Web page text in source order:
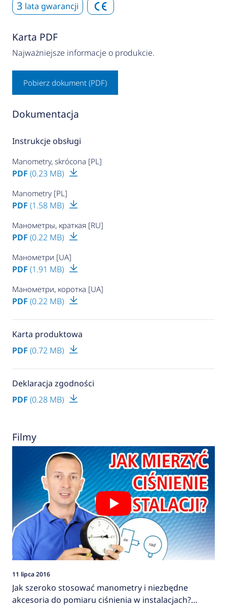
3 lata gwarancji
Karta PDF
Najważniejsze informacje o produkcie.
Pobierz dokument (PDF)
Dokumentacja
Instrukcje obsługi
Manometry, skrócona [PL]
PDF (0.23 MB)
Manometry [PL]
PDF (1.58 MB)
Манометры, краткая [RU]
PDF (0.22 MB)
Манометри [UA]
PDF (1.91 MB)
Манометри, коротка [UA]
PDF (0.22 MB)
Karta produktowa
PDF (0.72 MB)
Deklaracja zgodności
PDF (0.28 MB)
Filmy
11 lipca 2016
Jak szeroko stosować manometry i niezbędne
akcesoria do pomiaru ciśnienia w instalacjach?